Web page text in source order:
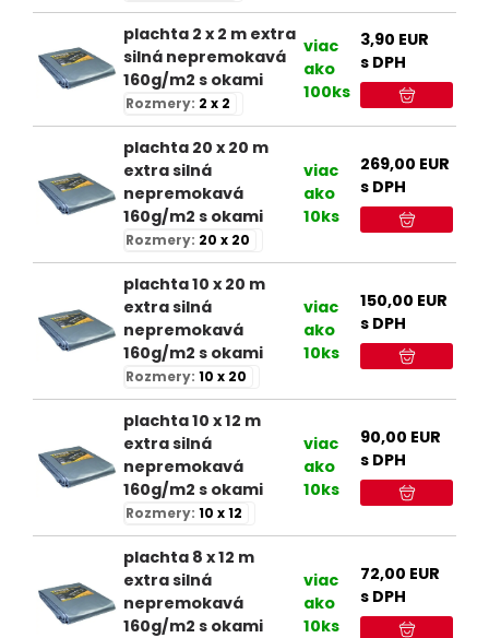
plachta 2 x 2 m extra
silná nepremokavá
160g/m2 s okami
Rozmery: 2 x 2
viac
ako
100ks
3,90 EUR
s DPH
plachta 20 x 20 m
extra silná
nepremokavá
160g/m2 s okami
Rozmery: 20 x 20
viac
ako
10ks
269,00 EUR
s DPH
plachta 10 x 20 m
extra silná
nepremokavá
160g/m2 s okami
Rozmery: 10 x 20
viac
ako
10ks
150,00 EUR
s DPH
plachta 10 x 12 m
extra silná
nepremokavá
160g/m2 s okami
Rozmery: 10 x 12
viac
ako
10ks
90,00 EUR
s DPH
plachta 8 x 12 m
extra silná
nepremokavá
160g/m2 s okami
viac
ako
10ks
72,00 EUR
s DPH